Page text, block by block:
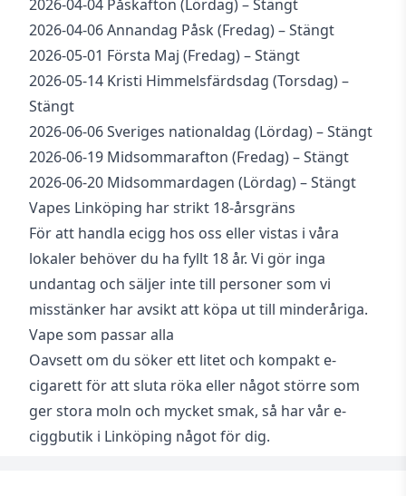
2026-04-04 Påskafton (Lördag) – Stängt
2026-04-06 Annandag Påsk (Fredag) – Stängt
2026-05-01 Första Maj (Fredag) – Stängt
2026-05-14 Kristi Himmelsfärdsdag (Torsdag) –
Stängt
2026-06-06 Sveriges nationaldag (Lördag) – Stängt
2026-06-19 Midsommarafton (Fredag) – Stängt
2026-06-20 Midsommardagen (Lördag) – Stängt
Vapes Linköping har strikt 18-årsgräns
För att handla ecigg hos oss eller vistas i våra
lokaler behöver du ha fyllt 18 år. Vi gör inga
undantag och säljer inte till personer som vi
misstänker har avsikt att köpa ut till minderåriga.
Vape som passar alla
Oavsett om du söker ett litet och kompakt e-
cigarett för att sluta röka eller något större som
ger stora moln och mycket smak, så har vår e-
ciggbutik i Linköping något för dig.